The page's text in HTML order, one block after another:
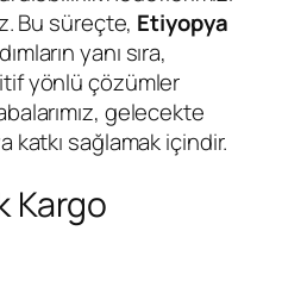
Bu süreçte, Etiyopya
yanı sıra,
yönlü çözümler
gelecekte
katkı sağlamak içindir.
Kargo